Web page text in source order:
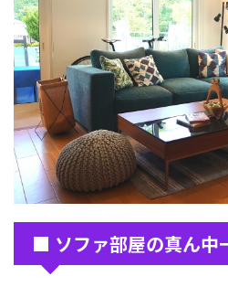
■ ソファ部屋の真ん中